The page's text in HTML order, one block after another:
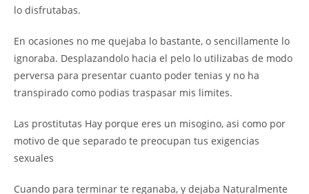
lo disfrutabas.
En ocasiones no me quejaba lo bastante, o sencillamente lo
ignoraba. Desplazandolo hacia el pelo lo utilizabas de modo
perversa para presentar cuanto poder tenias y no ha
transpirado como podias traspasar mis limites.
Las prostitutas Hay porque eres un misogino, asi como por
motivo de que separado te preocupan tus exigencias
sexuales
Cuando para terminar te reganaba, y dejaba Naturalmente